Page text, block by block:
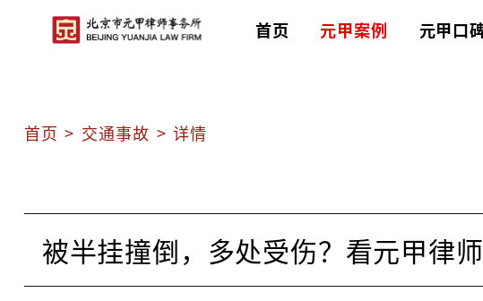
首页 元甲案例 元甲口
首页 > 交通事故 > 详情
被半挂撞倒，多处受伤？看元甲律